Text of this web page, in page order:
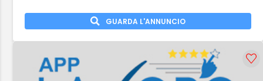
GUARDA L'ANNUNCIO